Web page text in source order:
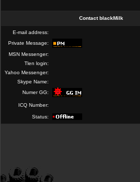
Contact blackMilk
E-mail address:
Private Message:
MSN Messenger:
Tlen login:
Yahoo Messenger:
Skype Name:
Numer GG:
ICQ Number:
Status: